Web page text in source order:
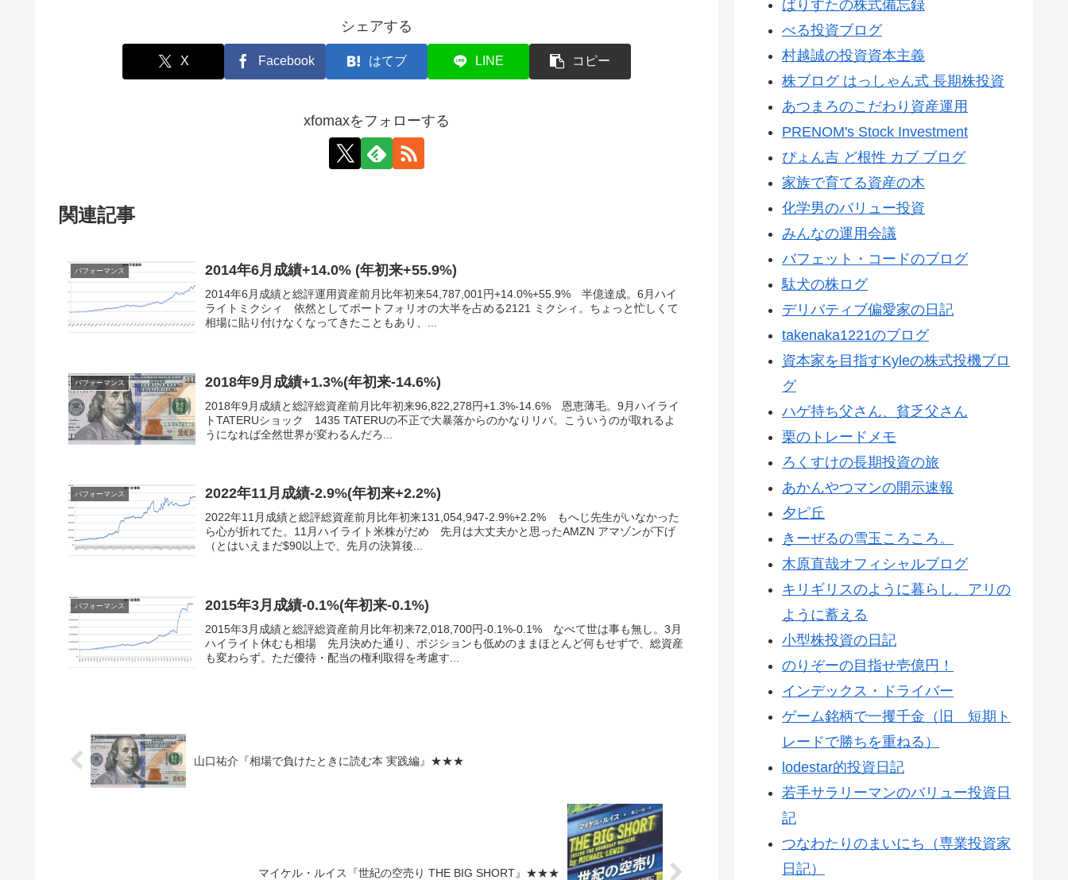
シェアする
X Facebook はてブ LINE コピー
xfomaxをフォローする
関連記事
パフォーマンス 2014年6月成績+14.0% (年初来+55.9%)
2014年6月成績と総評運用資産前月比年初来54,787,001円+14.0%+55.9% 半億達成。6月ハイ
ライトミクシィ 依然としてポートフォリオの大半を占める2121 ミクシィ。ちょっと忙しくて
相場に貼り付けなくなってきたこともあり、...
パフォーマンス 2018年9月成績+1.3%(年初来-14.6%)
2018年9月成績と総評総資産前月比年初来96,822,278円+1.3%-14.6% 恩恵薄毛。9月ハイライ
トTATERUショック 1435 TATERUの不正で大暴落からのかなりリバ。こういうのが取れるよ
うになれば全然世界が変わるんだろ...
パフォーマンス 2022年11月成績-2.9%(年初来+2.2%)
2022年11月成績と総評総資産前月比年初来131,054,947-2.9%+2.2% もへじ先生がいなかった
ら心が折れてた。11月ハイライト米株がだめ 先月は大丈夫かと思ったAMZN アマゾンが下げ
（とはいえまだ$90以上で、先月の決算後...
パフォーマンス 2015年3月成績-0.1%(年初来-0.1%)
2015年3月成績と総評総資産前月比年初来72,018,700円-0.1%-0.1% なべて世は事も無し。3月
ハイライト休むも相場 先月決めた通り、ポジションも低めのままほとんど何もせずで、総資産
も変わらず。ただ優待・配当の権利取得を考慮す...
山口祐介『相場で負けたときに読む本 実践編』★★★
マイケル・ルイス『世紀の空売り THE BIG SHORT』★★★
ばりすたの株式備忘録
べる投資ブログ
村越誠の投資資本主義
株ブログ はっしゃん式 長期株投資
あつまろのこだわり資産運用
PRENOM's Stock Investment
ぴょん吉 ど根性 カブ ブログ
家族で育てる資産の木
化学男のバリュー投資
みんなの運用会議
バフェット・コードのブログ
駄犬の株ログ
デリバティブ偏愛家の日記
takenaka1221のブログ
資本家を目指すKyleの株式投機ブロ
グ
ハゲ持ち父さん、貧乏父さん
栗のトレードメモ
ろくすけの長期投資の旅
あかんやつマンの開示速報
夕ピ丘
きーぜるの雪玉ころころ。
木原直哉オフィシャルブログ
キリギリスのように暮らし、アリの
ように蓄える
小型株投資の日記
のりぞーの目指せ壱億円！
インデックス・ドライバー
ゲーム銘柄で一攫千金（旧 短期ト
レードで勝ちを重ねる）
lodestar的投資日記
若手サラリーマンのバリュー投資日
記
つなわたりのまいにち（専業投資家
日記）